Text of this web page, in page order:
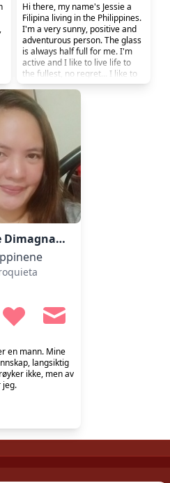
Hi there, my name's Jessie a
Filipina living in the Philippines.
I'm a very sunny, positive and
adventurous person. The glass
is always half full for me. I'm
active and I like to live life to
the fullest, no regret... I like to
laugh and make people laugh,
very open minded, and well
mannered. I appreciate all the
small things in life and enjoy it
with all its challenges. I'm
ambitious but not gre...
Laniefe Dimagna-ong,
en mann. Mine
langsiktig
ikke, men av
jeg.